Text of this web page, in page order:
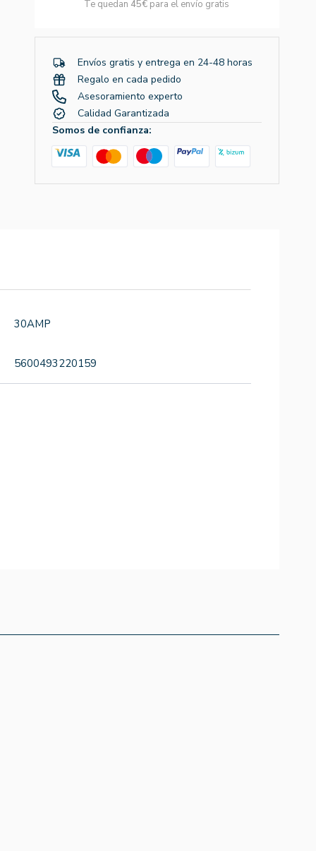
Te quedan 45€ para el envío gratis
Envíos gratis y entrega en 24-48 horas
Regalo en cada pedido
Asesoramiento experto
Calidad Garantizada
Somos de confianza:
30AMP
5600493220159